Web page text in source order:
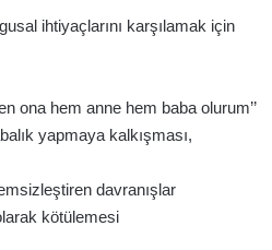
ihtiyaçlarını karşılamak için
ona hem anne hem baba olurum’’
yapmaya kalkışması,
davranışlar
kötülemesi